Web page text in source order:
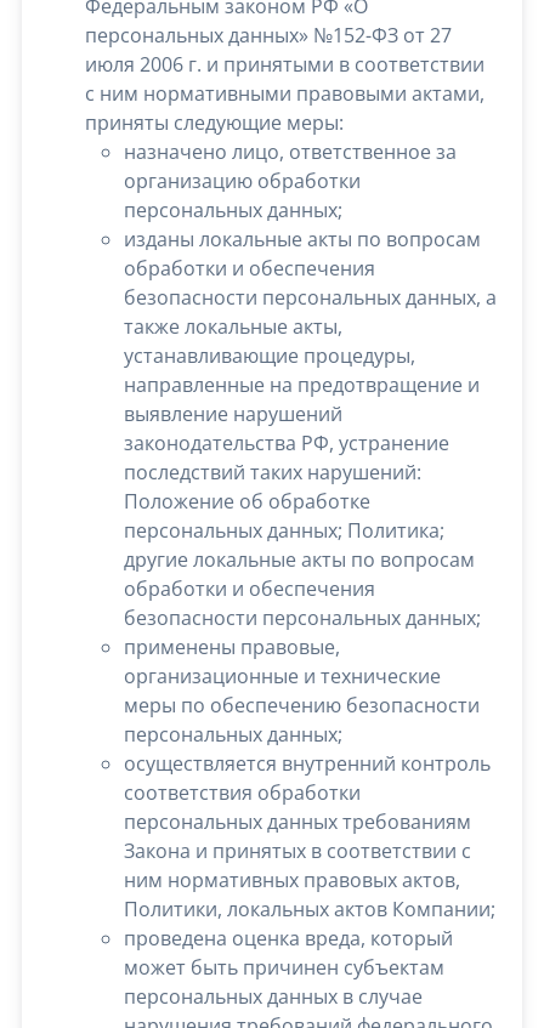
Федеральным законом РФ «О
персональных данных» №152-ФЗ от 27
июля 2006 г. и принятыми в соответствии
с ним нормативными правовыми актами,
приняты следующие меры:
назначено лицо, ответственное за
организацию обработки
персональных данных;
изданы локальные акты по вопросам
обработки и обеспечения
безопасности персональных данных, а
также локальные акты,
устанавливающие процедуры,
направленные на предотвращение и
выявление нарушений
законодательства РФ, устранение
последствий таких нарушений:
Положение об обработке
персональных данных; Политика;
другие локальные акты по вопросам
обработки и обеспечения
безопасности персональных данных;
применены правовые,
организационные и технические
меры по обеспечению безопасности
персональных данных;
осуществляется внутренний контроль
соответствия обработки
персональных данных требованиям
Закона и принятых в соответствии с
ним нормативных правовых актов,
Политики, локальных актов Компании;
проведена оценка вреда, который
может быть причинен субъектам
персональных данных в случае